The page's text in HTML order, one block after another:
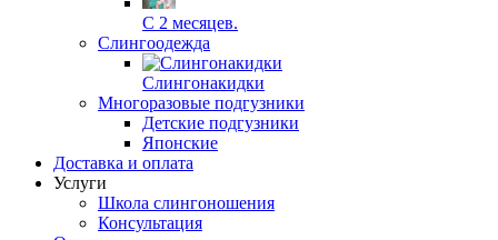
С 2 месяцев.
Слингоодежда
Слингонакидки
Многоразовые подгузники
Детские подгузники
Японские
Доставка и оплата
Услуги
Школа слингоношения
Консультация